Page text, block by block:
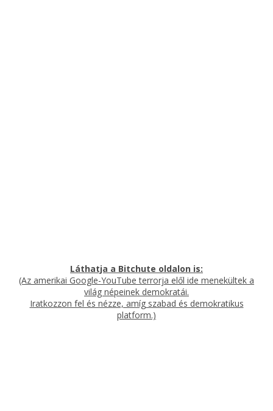
Láthatja a Bitchute oldalon is:
(Az amerikai Google-YouTube terrorja elől ide menekültek a
világ népeinek demokratái.
Iratkozzon fel és nézze, amíg szabad és demokratikus
platform.)